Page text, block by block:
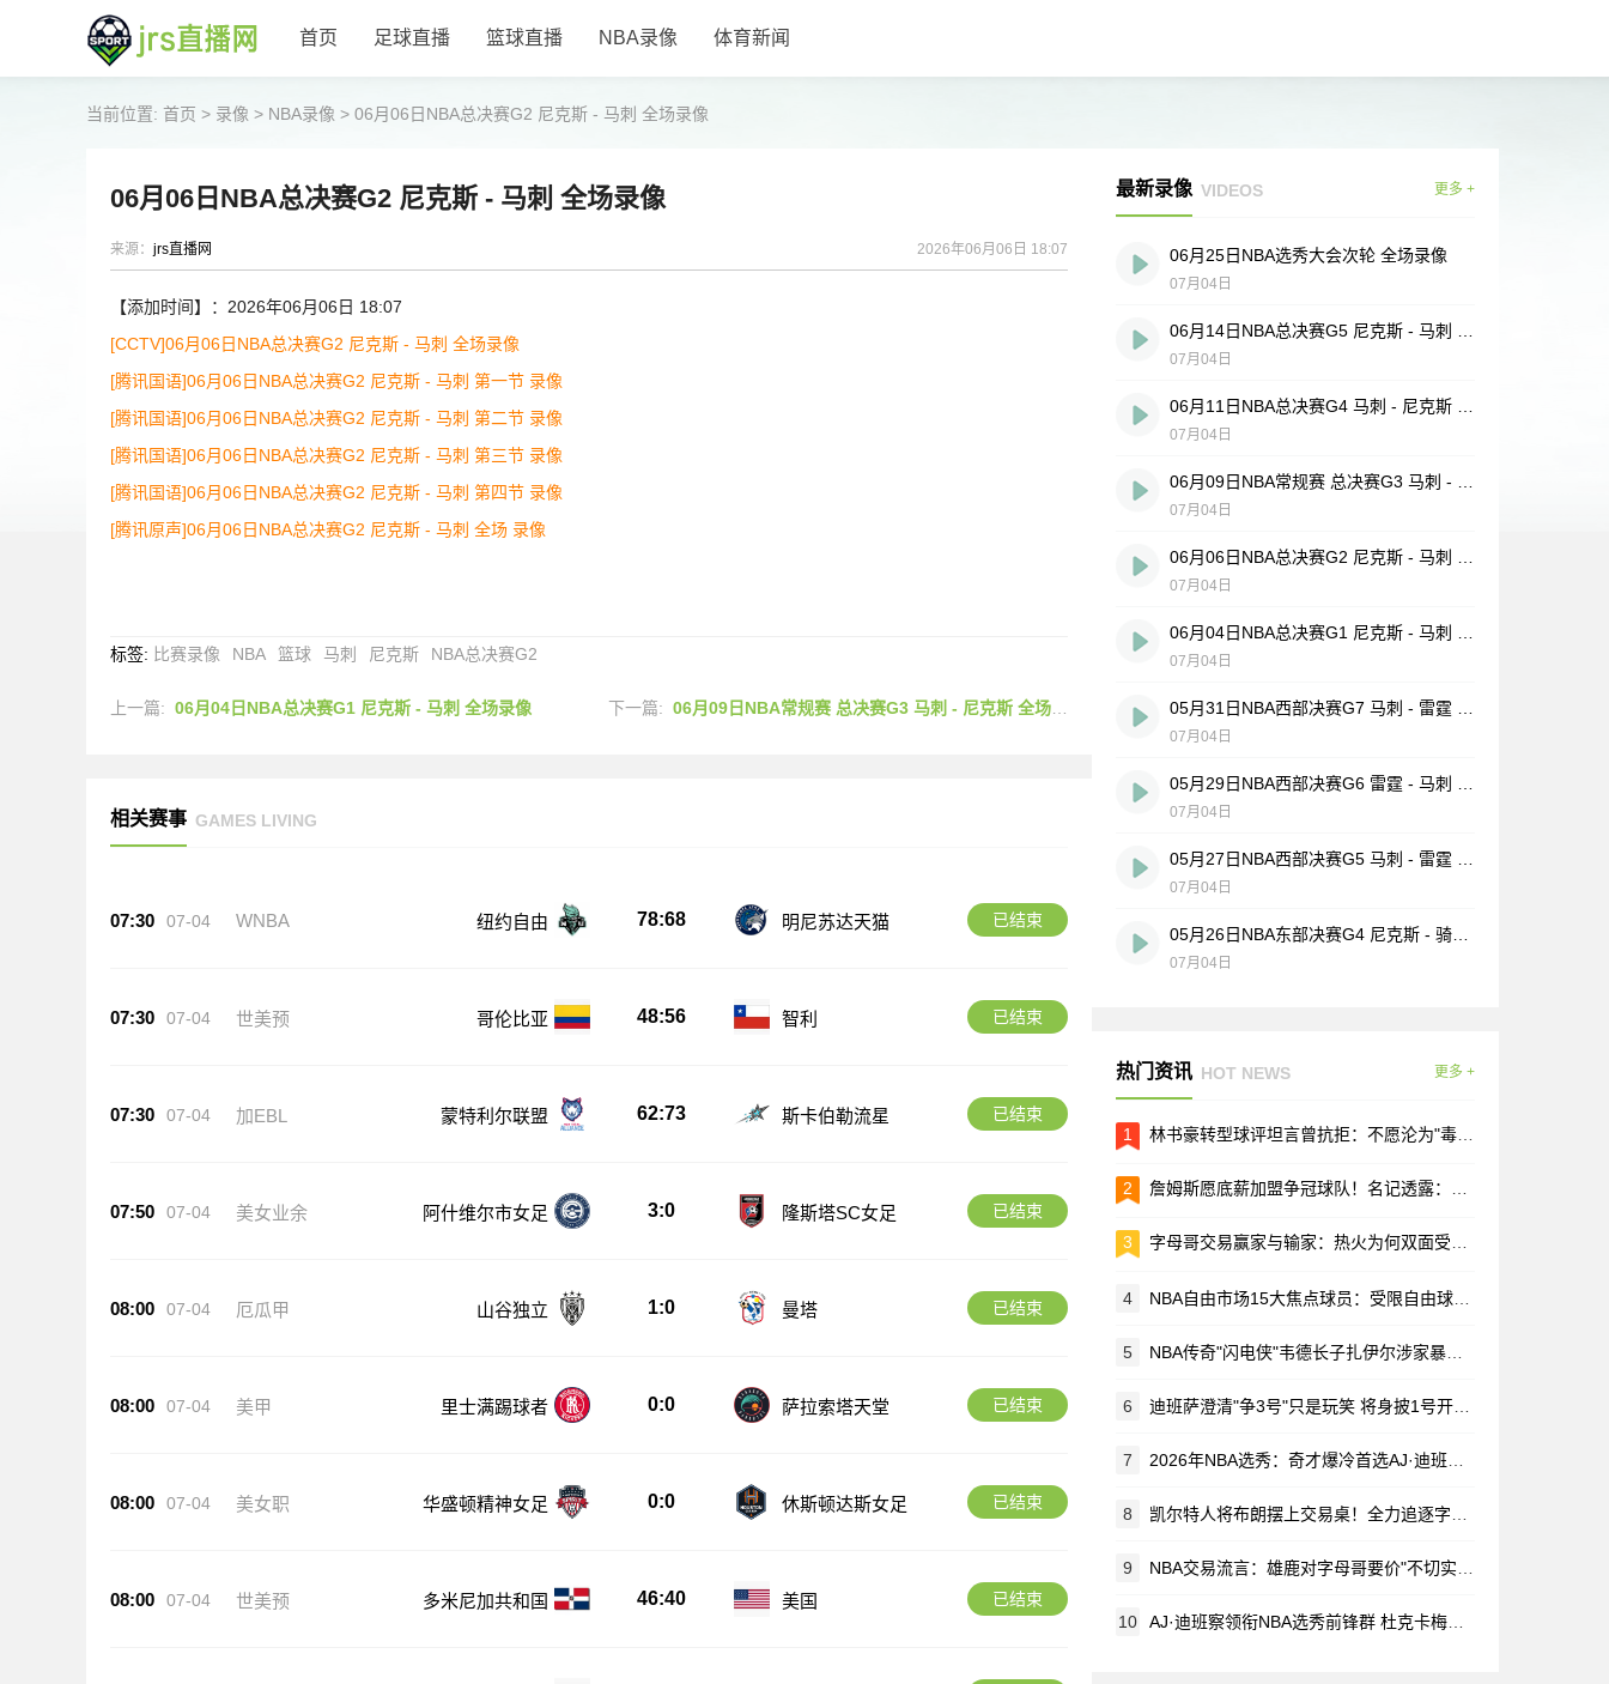
首页 足球直播 篮球直播 NBA录像 体育新闻
当前位置: 首页 > 录像 > NBA录像 > 06月06日NBA总决赛G2 尼克斯 - 马刺 全场录像
06月06日NBA总决赛G2 尼克斯 - 马刺 全场录像
来源： jrs直播网 2026年06月06日 18:07
【添加时间】：2026年06月06日 18:07
[CCTV]06月06日NBA总决赛G2 尼克斯 - 马刺 全场录像
[腾讯国语]06月06日NBA总决赛G2 尼克斯 - 马刺 第一节 录像
[腾讯国语]06月06日NBA总决赛G2 尼克斯 - 马刺 第二节 录像
[腾讯国语]06月06日NBA总决赛G2 尼克斯 - 马刺 第三节 录像
[腾讯国语]06月06日NBA总决赛G2 尼克斯 - 马刺 第四节 录像
[腾讯原声]06月06日NBA总决赛G2 尼克斯 - 马刺 全场 录像
标签: 比赛录像 NBA 篮球 马刺 尼克斯 NBA总决赛G2
上一篇: 06月04日NBA总决赛G1 尼克斯 - 马刺 全场录像 下一篇: 06月09日NBA常规赛 总决赛G3 马刺 - 尼克斯 全场录像
相关赛事 GAMES LIVING
07:30 07-04 WNBA 纽约自由 78:68 明尼苏达天猫 已结束
07:30 07-04 世美预 哥伦比亚 48:56 智利 已结束
07:30 07-04 加EBL 蒙特利尔联盟 62:73 斯卡伯勒流星 已结束
07:50 07-04 美女业余 阿什维尔市女足 3:0 隆斯塔SC女足 已结束
08:00 07-04 厄瓜甲 山谷独立 1:0 曼塔 已结束
08:00 07-04 美甲 里士满踢球者 0:0 萨拉索塔天堂 已结束
08:00 07-04 美女职 华盛顿精神女足 0:0 休斯顿达斯女足 已结束
08:00 07-04 世美预 多米尼加共和国 46:40 美国 已结束
最新录像 VIDEOS 更多 +
06月25日NBA选秀大会次轮 全场录像
07月04日
07月04日
07月04日
07月04日
07月04日
07月04日
07月04日
07月04日
07月04日
07月04日
热门资讯 HOT NEWS 更多 +
1 林书豪转型球评坦言曾抗拒：不愿沦为"毒舌"评论员
2 詹姆斯愿底薪加盟争冠球队！名记透露：合同金额非首要考量
3 字母哥交易赢家与输家：热火为何双面受挫，尼克斯坐收渔利
4 NBA自由市场15大焦点球员：受限自由球员领衔2026届名单
5 NBA传奇"闪电侠"韦德长子扎伊尔涉家暴被捕 现场查获手枪
6 迪班萨澄清"争3号"只是玩笑 将身披1号开启NBA生涯
7 2026年NBA选秀：奇才爆冷首选AJ·迪班萨 前四顺位无意外
8 凯尔特人将布朗摆上交易桌！全力追逐字母哥 美媒：选秀大会前见分晓
9 NBA交易流言：雄鹿对字母哥要价"不切实际" 活塞斯图尔特或改换门庭？
10 AJ·迪班察领衔NBA选秀前锋群 杜克卡梅隆·布泽尔与北卡卡莱布·威尔逊同登热门榜